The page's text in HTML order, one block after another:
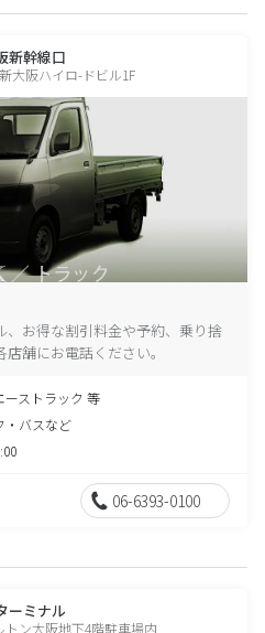
新幹線口
大阪ハイロ-ドビル1F
、お得な割引料金や予約、乗り捨
舗にお電話ください。
ーストラック 等
・バスなど
06-6393-0100
ーミナル
トン大阪地下4階駐車場内